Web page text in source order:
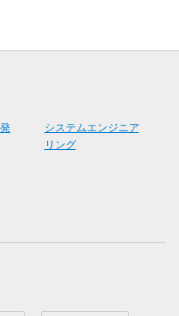
システムエンジニア
リング